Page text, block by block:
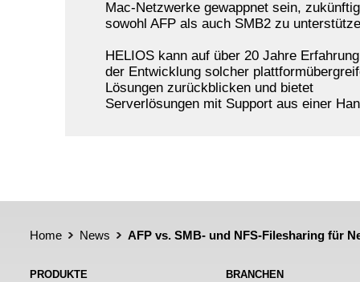
Mac-Netzwerke gewappnet sein, zukünftig
sowohl AFP als auch SMB2 zu
HELIOS kann auf über 20 Jahre
der Entwicklung solcher
Lösungen zurückblicken und bietet
Serverlösungen mit Support aus einer
Home News AFP vs. SMB- und NFS-Filesharing für
PRODUKTE
BRANCHEN